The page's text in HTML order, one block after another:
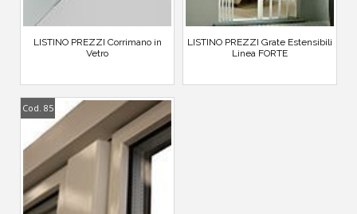
LISTINO PREZZI Corrimano in
Vetro
LISTINO PREZZI Grate Estensibili
Linea FORTE
Cod. 85